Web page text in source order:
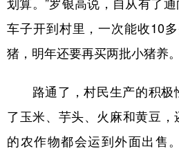
车子开到村里，一次能收10
猪，明年还要再买两批小猪养。
路通了，村民生产的积极
了玉米、芋头、火麻和黄豆
的农作物都会运到外面出售